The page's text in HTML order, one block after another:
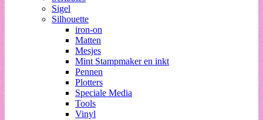
Sigel
Silhouette
iron-on
Matten
Mesjes
Mint Stampmaker en inkt
Pennen
Plotters
Speciale Media
Tools
Vinyl